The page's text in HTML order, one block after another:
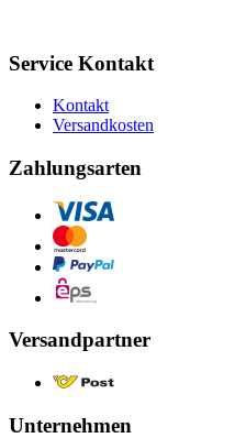
Service Kontakt
Kontakt
Versandkosten
Zahlungsarten
Versandpartner
Unternehmen